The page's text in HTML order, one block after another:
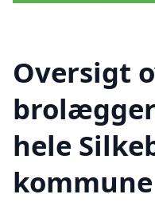
Oversigt
hele
kommune